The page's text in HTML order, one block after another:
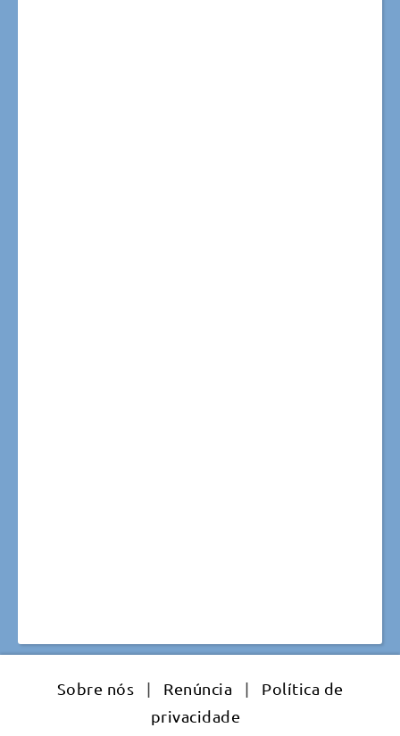
Sobre nós | Renúncia |
Política de
privacidade